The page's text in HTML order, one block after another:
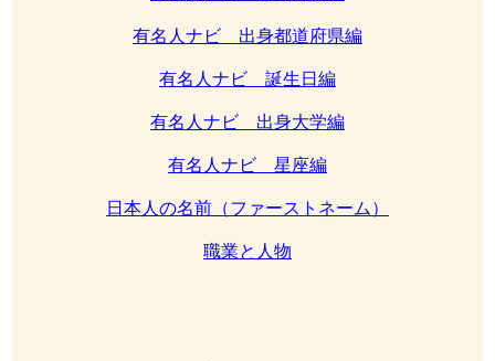
有名人ナビ 出身都道府県編
有名人ナビ 誕生日編
有名人ナビ 出身大学編
有名人ナビ 星座編
日本人の名前（ファーストネーム）
職業と人物